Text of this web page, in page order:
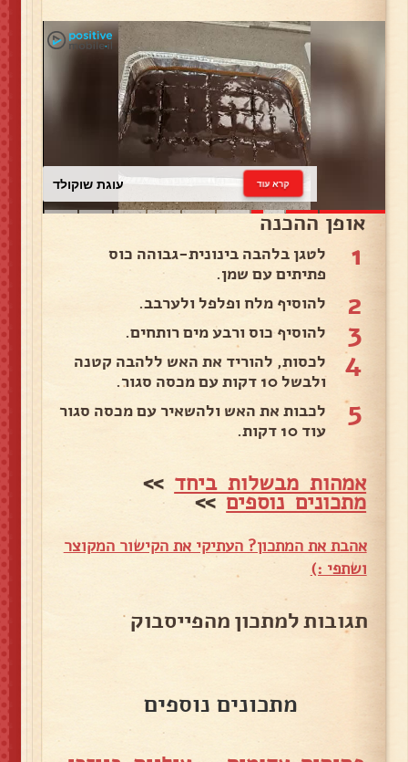
עוגת שוקולד קרא עוד
אופן ההכנה
1
לטגן בלהבה בינונית-גבוהה כוס
פתיתים עם שמן.
2 להוסיף מלח ופלפל ולערבב.
3 להוסיף כוס ורבע מים רותחים.
4
לכסות, להוריד את האש ללהבה קטנה
ולבשל 10 דקות עם מכסה סגור.
5
לכבות את האש ולהשאיר עם מכסה סגור
עוד 10 דקות.
אמהות מבשלות ביחד >>
מתכונים נוספים>>
אהבת את המתכון? העתיקי את הקישור המקוצר
ושתפי :)
תגובות למתכון מהפייסבוק
מתכונים נוספים